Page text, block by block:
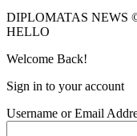
DIPLOMATAS NEWS
HELLO
Welcome Back!
Sign in to your account
Username or Email